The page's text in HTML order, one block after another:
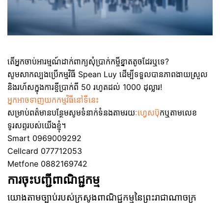
តើអ្នកចាប់អារម្មណ៍ដាក់ពាក្យសុំប្រាក់កម្ចីខ្នាតតូចដែរឬទេ?
សូមសាកល្បងប្រើកម្មវិធី Spean Luy ដើម្បីទទួលបានភាពងាយស្រួល
និងរហ័សក្នុងការខ្ចីប្រាក់ពី 50 រហូតដល់ 1000 ដុល្លារ!
អ្នកអាចទាញយកកម្មវិធីនៅទីនេះ
សម្រាប់ពត៌មានបន្ថែមសូមទំនាក់ទំនងតាមរយៈហ្វេសប៊ុកឬតាមលេខ
ទូរសព្ទរបស់យើងខ្ញុំ។
Smart 0969009292
Cellcard 077712053
Metfone 0882169742
ការចុះបញ្ជីពាណិជ្ជកម្ម
យោងតាមច្បាប់របស់ក្រសូងពាណិជ្ជកម្មនៃព្រះរាជាណាចក្រ